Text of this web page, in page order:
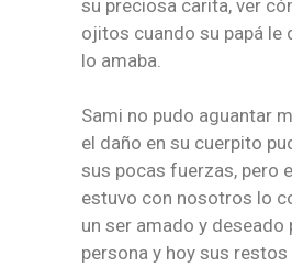
su preciosa carita, ver
ojitos cuando su papá le
lo amaba.
Sami no pudo aguantar
el daño en su cuerpito
sus pocas fuerzas, pero
estuvo con nosotros lo
un ser amado y deseado
persona y hoy sus